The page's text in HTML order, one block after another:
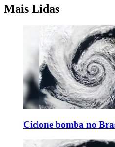
Mais Lidas
Ciclone bomba no